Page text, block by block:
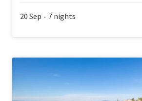
20 Sep • 7 nights